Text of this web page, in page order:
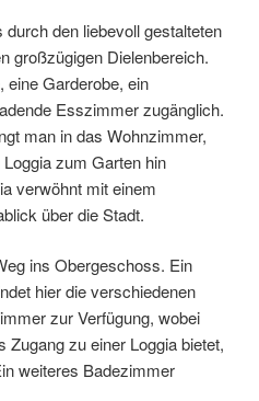
den liebevoll gestalteten
großzügigen Dielenbereich.
eine Garderobe, ein
Esszimmer zugänglich.
man in das Wohnzimmer,
zum Garten hin
verwöhnt mit einem
über die Stadt.
ins Obergeschoss. Ein
hier die verschiedenen
zur Verfügung, wobei
zu einer Loggia bietet,
weiteres Badezimmer